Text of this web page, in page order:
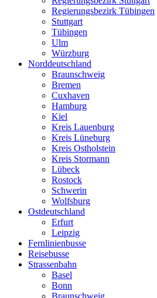
Regierungsbezirk Tübingen
Stuttgart
Tübingen
Ulm
Würzburg
Norddeutschland
Braunschweig
Bremen
Cuxhaven
Hamburg
Kiel
Kreis Lauenburg
Kreis Lüneburg
Kreis Ostholstein
Kreis Stormann
Lübeck
Rostock
Schwerin
Wolfsburg
Ostdeutschland
Erfurt
Leipzig
Fernlinienbusse
Reisebusse
Strassenbahn
Basel
Bonn
Braunschweig